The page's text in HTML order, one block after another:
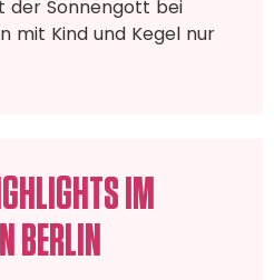
der Sonnengott bei
mit Kind und Kegel nur
IM
BERLIN